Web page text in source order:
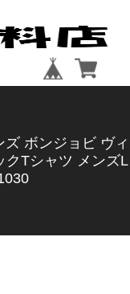
ボンジョビ ヴィ
クTシャツ メンズL